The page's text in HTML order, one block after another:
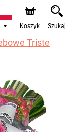
Koszyk Szukaj
Triste